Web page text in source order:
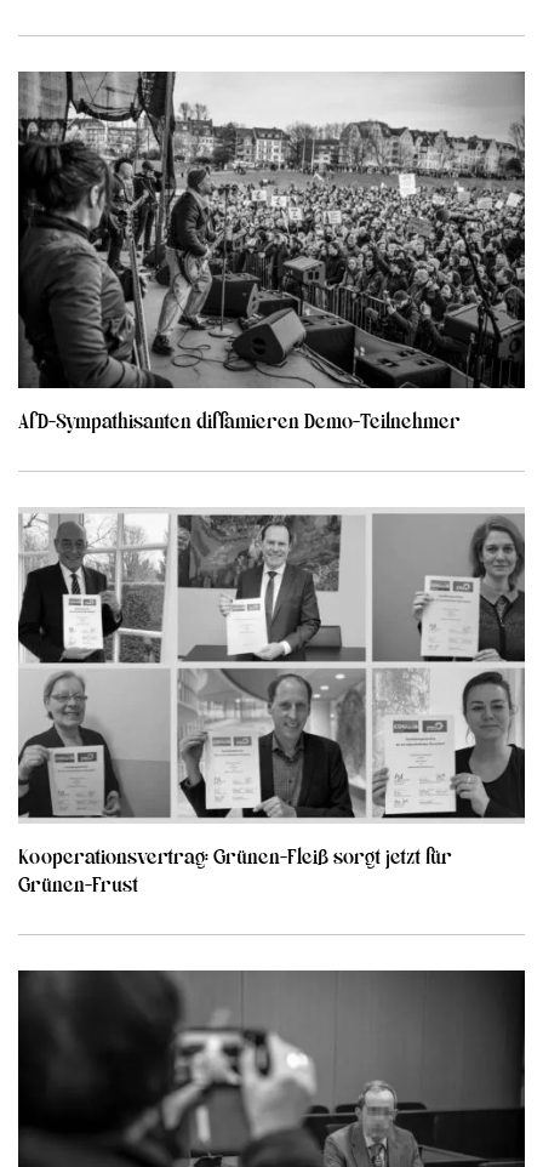
AfD-Sympathisanten diffamieren Demo-Teilnehmer
Kooperationsvertrag: Grünen-Fleiß sorgt jetzt für
Grünen-Frust